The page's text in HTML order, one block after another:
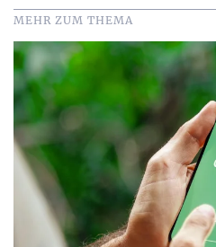
MEHR ZUM THEMA